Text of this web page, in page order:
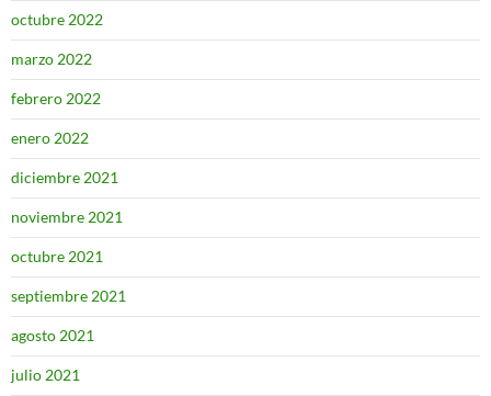
octubre 2022
marzo 2022
febrero 2022
enero 2022
diciembre 2021
noviembre 2021
octubre 2021
septiembre 2021
agosto 2021
julio 2021